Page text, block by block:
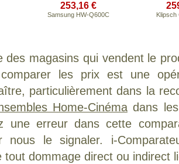
253,16 €
Samsung HW-Q600C Klipsch
des magasins qui vendent le
les prix est une
particulièrement dans la
Home-Cinémadans les
une erreur dans cette
nous le signaler. i-
tout dommage direct ou indirect